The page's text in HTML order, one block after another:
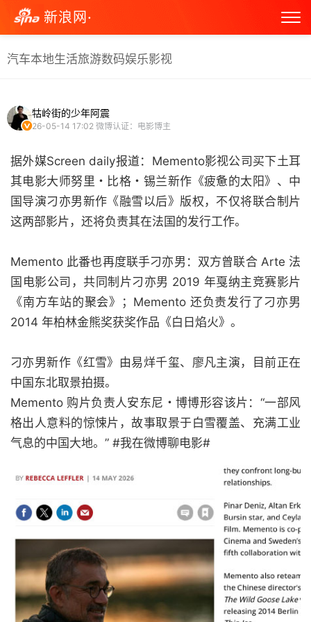
新浪网·
汽车本地生活旅游数码娱乐影视
牯岭街的少年阿震
26-05-14 17:02 微博认证：电影博主
据外媒Screen daily报道：Memento影视公司买下土耳
其电影大师努里・比格・锡兰新作《疲惫的太阳》、中
国导演刁亦男新作《融雪以后》版权，不仅将联合制片
这两部影片，还将负责其在法国的发行工作。
Memento 此番也再度联手刁亦男：双方曾联合 Arte 法
国电影公司，共同制片刁亦男 2019 年戛纳主竞赛影片
《南方车站的聚会》；Memento 还负责发行了刁亦男
2014 年柏林金熊奖获奖作品《白日焰火》。
刁亦男新作《红雪》由易烊千玺、廖凡主演，目前正在
中国东北取景拍摄。
Memento 购片负责人安东尼・博博形容该片：“一部风
格出人意料的惊悚片，故事取景于白雪覆盖、充满工业
气息的中国大地。” #我在微博聊电影#